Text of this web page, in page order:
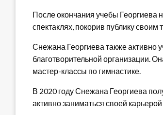
После окончания учебы Георгиева
спектаклях, покорив публику
Снежана Георгиева также активно
благотворительной организации.
мастер-классы по гимнастике.
В 2020 году Снежана Георгиева
активно заниматься своей карьерой